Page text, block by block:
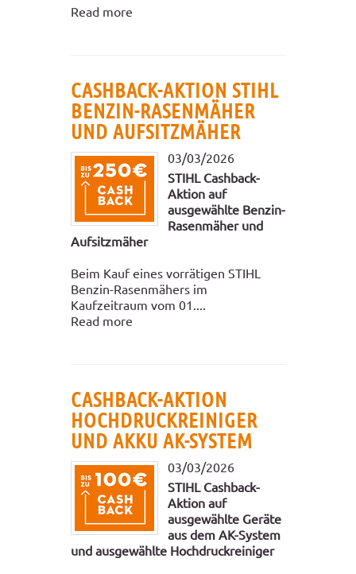
Read more
CASHBACK-AKTION STIHL
BENZIN-RASENMÄHER
UND AUFSITZMÄHER
03/03/2026
STIHL Cashback-
Aktion auf
ausgewählte Benzin-
Rasenmäher und
Aufsitzmäher
Beim Kauf eines vorrätigen STIHL
Benzin-Rasenmähers im
Kaufzeitraum vom 01....
Read more
CASHBACK-AKTION
HOCHDRUCKREINIGER
UND AKKU AK-SYSTEM
03/03/2026
STIHL Cashback-
Aktion auf
ausgewählte Geräte
aus dem AK-System
und ausgewählte Hochdruckreiniger